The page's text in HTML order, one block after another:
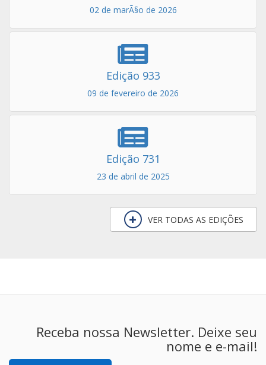
02 de marÃ§o de 2026
Edição 933
09 de fevereiro de 2026
Edição 731
23 de abril de 2025
VER TODAS AS EDIÇÕES
Receba nossa Newsletter. Deixe seu
nome e e-mail!